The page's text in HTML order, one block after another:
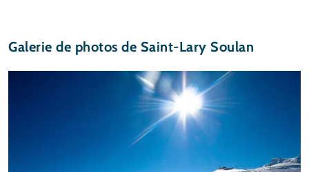
Galerie de photos de Saint-Lary Soulan